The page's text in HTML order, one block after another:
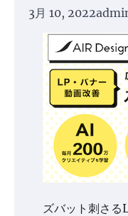
3月 10, 2022
ズバット刺さる